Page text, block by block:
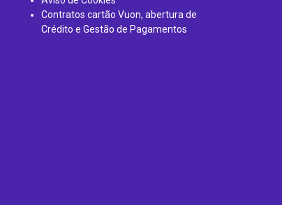
Contratos cartão Vuon, abertura de
Crédito e Gestão de Pagamentos